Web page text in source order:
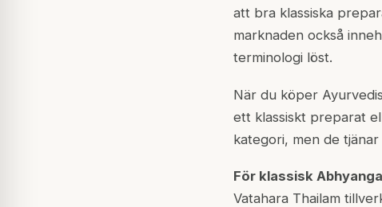
att bra klassiska
marknaden också
terminologi löst.
När du köper
ett klassiskt preparat
kategori, men de tjänar
För klassisk Abhyanga
Vatahara Thailam